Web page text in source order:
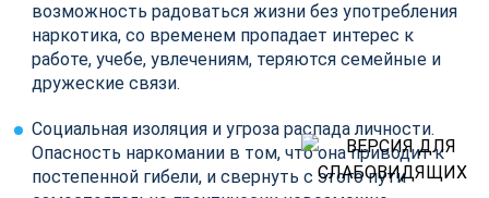
возможность радоваться жизни без употребления
наркотика, со временем пропадает интерес к
работе, учебе, увлечениям, теряются семейные и
дружеские связи.
Социальная изоляция и угроза распада личности.
Опасность наркомании в том, что она приводит к
постепенной гибели, и свернуть с этого пути